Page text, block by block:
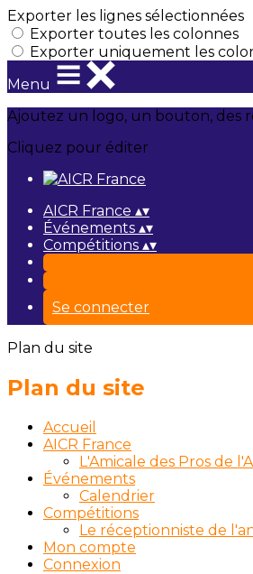
Exporter les lignes sélectionnées
Exporter toutes les colonnes
Exporter uniquement les
Menu
Ajoutez un logo, un bouton, des
Cliquez pour éditer
AICR France ▴▾
Événements ▴▾
Compétitions ▴▾
Se connecter
Plan du site
Plan du site
Accueil
AICR France
L'Amicale des Pros de
Événements
Calendrier
Compétitions
Le réceptionniste de
Mon compte
Connexion